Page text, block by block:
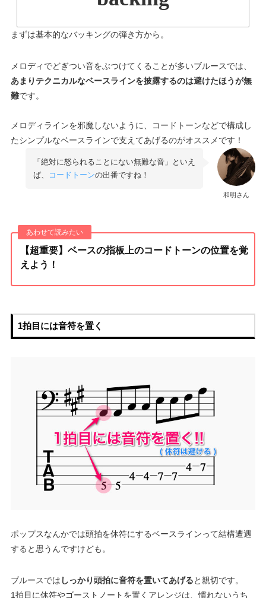
まずは基本的なバッキングの弾き方から。
メロディでどぎつい音をぶつけてくることが多いブルースでは、
あまりテクニカルなベースラインを披露するのは避けたほうが無
難です。
メロディラインを邪魔しないように、コードトーンなどで構成し
たシンプルなベースラインで支えてあげるのがオススメです！
和明さん
「絶対に怒られることにない無難な音」といえ
ば、
コードトーンの出番ですね！
【超重要】ベースの指板上のコードトーンの位置を覚
えよう！
1拍目には音符を置く
ポップスなんかでは頭拍を休符にするベースラインって結構遭遇
すると思うんですけども。
ブルースでは しっかり頭拍に音符を置いてあげると親切です。
1拍目に休符やゴーストノートを置くアレンジは、慣れないうち